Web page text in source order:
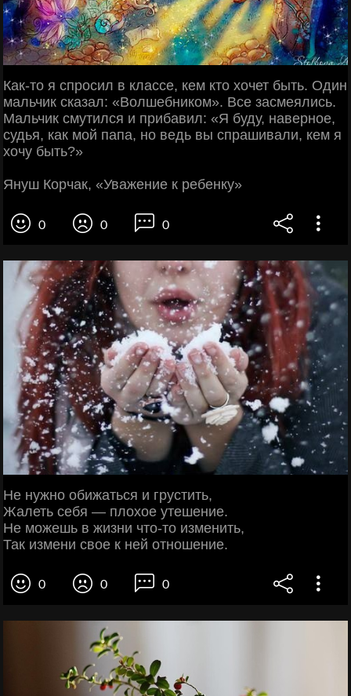
Как-то я спросил в классе, кем кто хочет быть. Один
мальчик сказал: «Волшебником». Все засмеялись.
Мальчик смутился и прибавил: «Я буду, наверное,
судья, как мой папа, но ведь вы спрашивали, кем я
хочу быть?»
Януш Корчак, «Уважение к ребенку»
0 0 0
Не нужно обижаться и грустить,
Жалеть себя — плохое утешение.
Не можешь в жизни что-то изменить,
Так измени свое к ней отношение.
0 0 0